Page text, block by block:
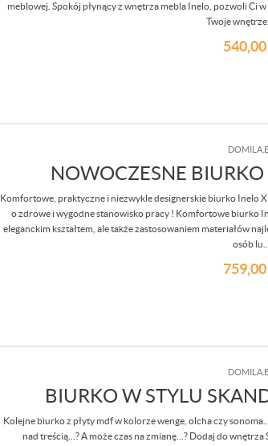
meblowej. Spokój płynący z wnętrza mebla Inelo, pozwoli Ci
Twoje wnętrze,
NOWOCZESNE
Komfortowe, praktyczne i niezwykle designerskie biurko Inelo
o zdrowe i wygodne stanowisko pracy ! Komfortowe biurko
eleganckim kształtem, ale także zastosowaniem materiałów
osób lu...
BIURKO W STYLU
Kolejne biurko z płyty mdf w kolorze wenge, olcha czy
nad treścią...? A może czas na zmianę...? Dodaj do